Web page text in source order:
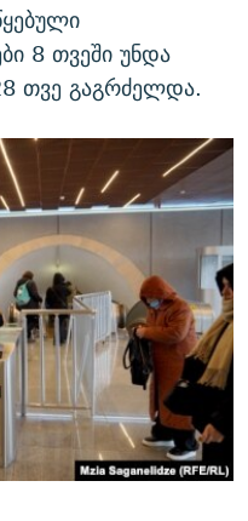
8 თვეში უნდა
თვე გაგრძელდა.